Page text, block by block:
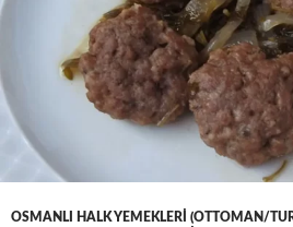
OSMANLI HALK YEMEKLERI (OTTOMAN/